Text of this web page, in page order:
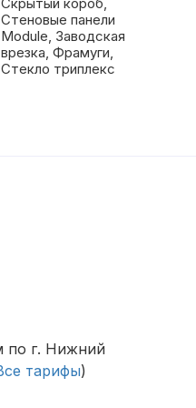
Стеновые панели
Module, Заводская
врезка, Фрамуги,
Стекло триплекс
по г. Нижний
тарифы)